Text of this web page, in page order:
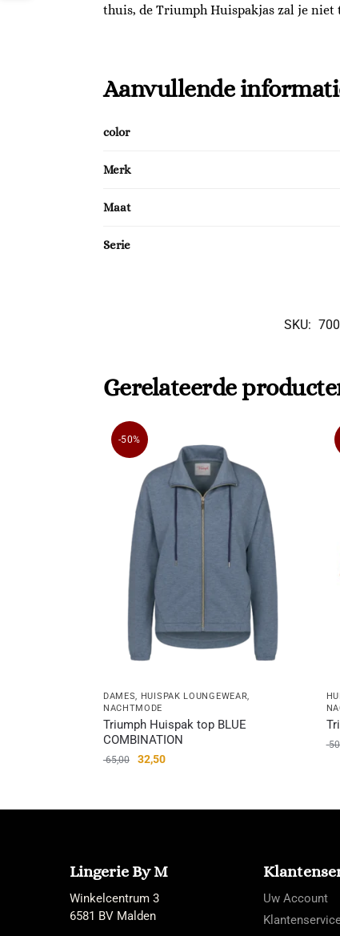
thuis, de Triumph Huispakjas zal je
Aanvullende
color
Merk
Maat
Serie
SKU:
Gerelateerde
-50%
DAMES, HUISPAK LOUNGEWEAR,
NACHTMODE
Triumph Huispak top BLUE
COMBINATION
65,00 32,50
Lingerie By M
Winkelcentrum 3
6581 BV Malden
Uw Account